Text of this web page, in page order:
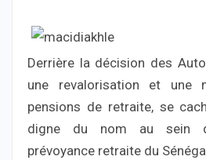
Derrière la décision des
une revalorisation et une
pensions de retraite, se
digne du nom au sein
prévoyance retraite du